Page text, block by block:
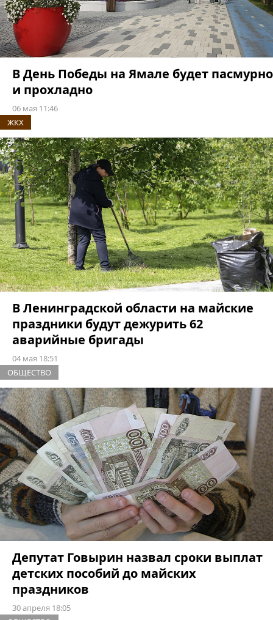
В День Победы на Ямале будет пасмурно
и прохладно
06 мая 11:46
ЖКХ
В Ленинградской области на майские
праздники будут дежурить 62
аварийные бригады
04 мая 18:51
ОБЩЕСТВО
Депутат Говырин назвал сроки выплат
детских пособий до майских
праздников
30 апреля 18:05